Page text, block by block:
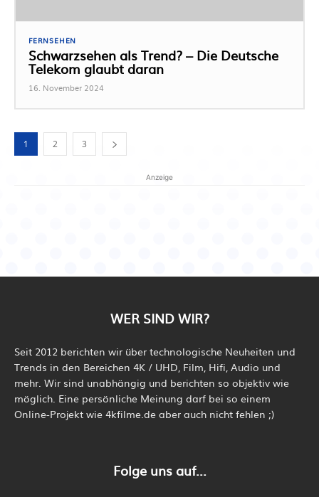
FERNSEHEN
Schwarzsehen als Trend? – Die Deutsche
Telekom glaubt daran
16. November 2024
1 2 3
Anzeige
WER SIND WIR?
Seit 2012 berichten wir über technologische Neuheiten und
Trends in den Bereichen 4K / UHD, Film, Hifi, Audio und
mehr. Wir sind unabhängig und berichten so objektiv wie
möglich. Eine persönliche Meinung darf bei so einem
Online-Projekt wie 4kfilme.de aber auch nicht fehlen ;)
Folge uns auf...